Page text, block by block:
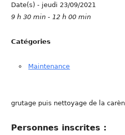
Date(s) - jeudi 23/09/2021
9 h 30 min - 12 h 00 min
Catégories
Maintenance
grutage puis nettoyage de la
Personnes inscrites :